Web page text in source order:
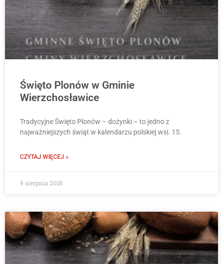
Święto Plonów w Gminie
Wierzchosławice
Tradycyjne Święto Plonów – dożynki – to jedno z
najważniejszych świąt w kalendarzu polskiej wsi. 15.
CZYTAJ WIĘCEJ »
9 sierpnia 2018